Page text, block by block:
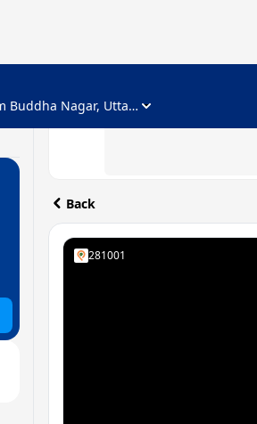
Noida, Gautam Buddha Nagar, Uttar Pradesh
Back
281001